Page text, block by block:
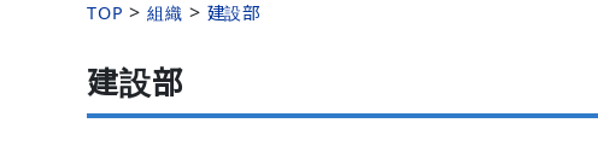
TOP 組織 建設部
建設部